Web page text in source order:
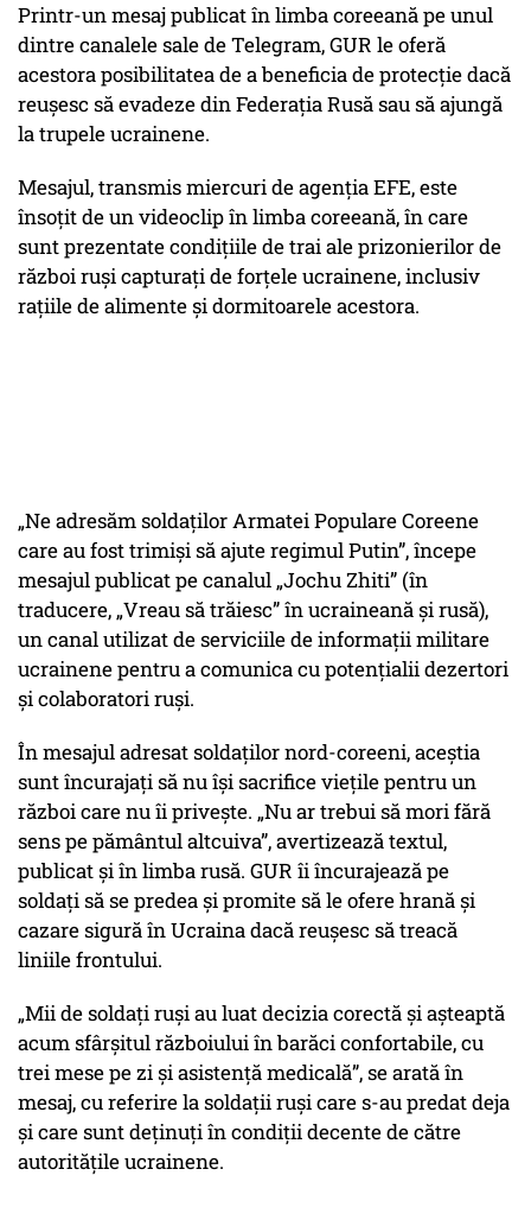
Printr-un mesaj publicat în limba coreeană pe unul
dintre canalele sale de Telegram, GUR le oferă
acestora posibilitatea de a beneficia de protecție dacă
reușesc să evadeze din Federația Rusă sau să ajungă
la trupele ucrainene.
Mesajul, transmis miercuri de agenția EFE, este
însoțit de un videoclip în limba coreeană, în care
sunt prezentate condițiile de trai ale prizonierilor de
război ruși capturați de forțele ucrainene, inclusiv
rațiile de alimente și dormitoarele acestora.
„Ne adresăm soldaților Armatei Populare Coreene
care au fost trimiși să ajute regimul Putin”, începe
mesajul publicat pe canalul „Jochu Zhiti” (în
traducere, „Vreau să trăiesc” în ucraineană și rusă),
un canal utilizat de serviciile de informații militare
ucrainene pentru a comunica cu potențialii dezertori
și colaboratori ruși.
În mesajul adresat soldaților nord-coreeni, aceștia
sunt încurajați să nu își sacrifice viețile pentru un
război care nu îi privește. „Nu ar trebui să mori fără
sens pe pământul altcuiva”, avertizează textul,
publicat și în limba rusă. GUR îi încurajează pe
soldați să se predea și promite să le ofere hrană și
cazare sigură în Ucraina dacă reușesc să treacă
liniile frontului.
„Mii de soldați ruși au luat decizia corectă și așteaptă
acum sfârșitul războiului în barăci confortabile, cu
trei mese pe zi și asistență medicală”, se arată în
mesaj, cu referire la soldații ruși care s-au predat deja
și care sunt deținuți în condiții decente de către
autoritățile ucrainene.